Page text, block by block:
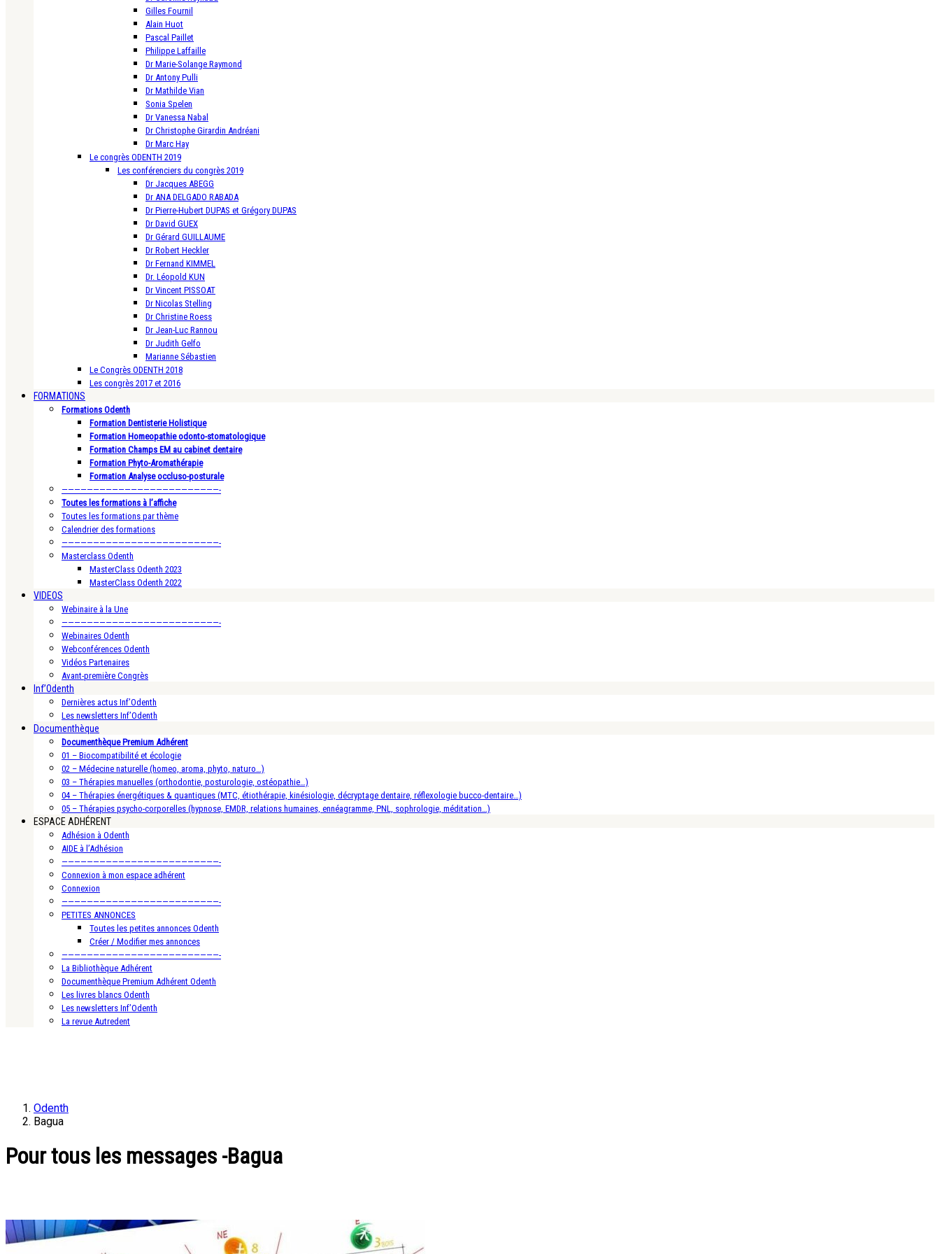
Gilles Fournil
Alain Huot
Pascal Paillet
Philippe Laffaille
Dr Marie-Solange Raymond
Dr Antony Pulli
Dr Mathilde Vian
Sonia Spelen
Dr Vanessa Nabal
Dr Christophe Girardin Andréani
Dr Marc Hay
Le congrès ODENTH 2019
Les conférenciers du congrès 2019
Dr Jacques ABEGG
Dr ANA DELGADO RABADA
Dr Pierre-Hubert DUPAS et Grégory DUPAS
Dr David GUEX
Dr Gérard GUILLAUME
Dr Robert Heckler
Dr Fernand KIMMEL
Dr. Léopold KUN
Dr Vincent PISSOAT
Dr Nicolas Stelling
Dr Christine Roess
Dr Jean-Luc Rannou
Dr Judith Gelfo
Marianne Sébastien
Le Congrès ODENTH 2018
Les congrès 2017 et 2016
FORMATIONS
Formations Odenth
Formation Dentisterie Holistique
Formation Homeopathie odonto-stomatologique
Formation Champs EM au cabinet dentaire
Formation Phyto-Aromathérapie
Formation Analyse occluso-posturale
—————————————————————————-
Toutes les formations à l’affiche
Toutes les formations par thème
Calendrier des formations
—————————————————————————-
Masterclass Odenth
MasterClass Odenth 2023
MasterClass Odenth 2022
VIDEOS
Webinaire à la Une
—————————————————————————-
Webinaires Odenth
Webconférences Odenth
Vidéos Partenaires
Avant-première Congrès
Inf’Odenth
Dernières actus Inf’Odenth
Les newsletters Inf’Odenth
Documenthèque
Documenthèque Premium Adhérent
01 – Biocompatibilité et écologie
02 – Médecine naturelle (homeo, aroma, phyto, naturo…)
03 – Thérapies manuelles (orthodontie, posturologie, ostéopathie…)
04 – Thérapies énergétiques & quantiques (MTC, étiothérapie, kinésiologie, décryptage dentaire, réflexologie bucco-dentaire…)
05 – Thérapies psycho-corporelles (hypnose, EMDR, relations humaines, ennéagramme, PNL, sophrologie, méditation…)
ESPACE ADHÉRENT
Adhésion à Odenth
AIDE à l’Adhésion
—————————————————————————-
Connexion à mon espace adhérent
Connexion
—————————————————————————-
PETITES ANNONCES
Toutes les petites annonces Odenth
Créer / Modifier mes annonces
—————————————————————————-
La Bibliothèque Adhérent
Documenthèque Premium Adhérent Odenth
Les livres blancs Odenth
Les newsletters Inf’Odenth
La revue Autredent
Odenth
Bagua
Pour tous les messages -Bagua